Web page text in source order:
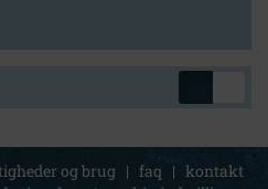
og brug | faq | kontakt